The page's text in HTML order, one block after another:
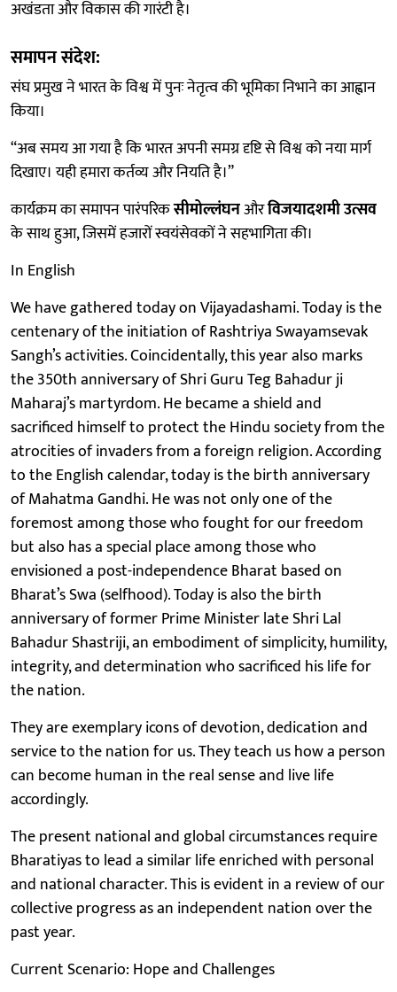
अखंडता और विकास की गारंटी है।
समापन संदेश:
संघ प्रमुख ने भारत के विश्व में पुनः नेतृत्व की भूमिका निभाने का आह्वान
किया।
“अब समय आ गया है कि भारत अपनी समग्र दृष्टि से विश्व को नया मार्ग
दिखाए। यही हमारा कर्तव्य और नियति है।”
कार्यक्रम का समापन पारंपरिकसीमोल्लंघनऔरविजयादशमी उत्सव
के साथ हुआ, जिसमें हजारों स्वयंसेवकों ने सहभागिता की।
In English
We have gathered today on Vijayadashami. Today is the
centenary of the initiation of Rashtriya Swayamsevak
Sangh’s activities. Coincidentally, this year also marks
the 350th anniversary of Shri Guru Teg Bahadur ji
Maharaj’s martyrdom. He became a shield and
sacrificed himself to protect the Hindu society from the
atrocities of invaders from a foreign religion. According
to the English calendar, today is the birth anniversary
of Mahatma Gandhi. He was not only one of the
foremost among those who fought for our freedom
but also has a special place among those who
envisioned a post-independence Bharat based on
Bharat’s Swa (selfhood). Today is also the birth
anniversary of former Prime Minister late Shri Lal
Bahadur Shastriji, an embodiment of simplicity, humility,
integrity, and determination who sacrificed his life for
the nation.
They are exemplary icons of devotion, dedication and
service to the nation for us. They teach us how a person
can become human in the real sense and live life
accordingly.
The present national and global circumstances require
Bharatiyas to lead a similar life enriched with personal
and national character. This is evident in a review of our
collective progress as an independent nation over the
past year.
Current Scenario: Hope and Challenges